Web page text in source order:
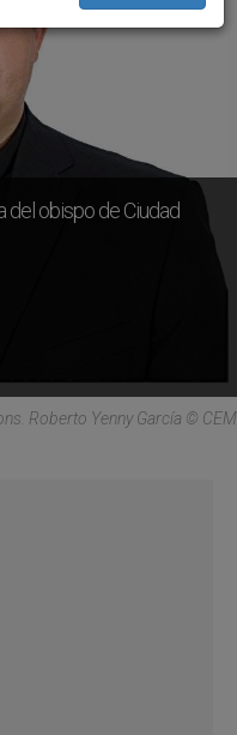
del obispo de Ciudad
Roberto Yenny García © CEM